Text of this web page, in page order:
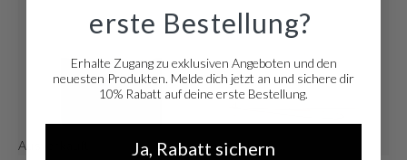
Ausverkauft Ausverkauft
erste Bestellung?
Erhalte Zugang zu exklusiven Angeboten und den
neuesten Produkten. Melde dich jetzt an und sichere dir
10% Rabatt auf deine erste Bestellung.
Ja, Rabatt sichern